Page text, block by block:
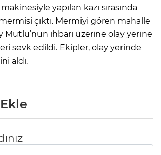
yapılan kazı sırasında
çıktı. Mermiyi gören mahalle
Mutlu’nun ihbarı üzerine olay yerine
sevk edildi. Ekipler, olay yerinde
aldı.